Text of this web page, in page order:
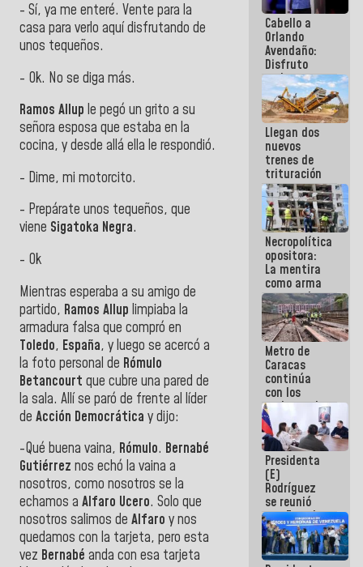
- Sí, ya me enteré. Vente para la
casa para verlo aquí disfrutando de
unos tequeños.
- Ok. No se diga más.
Ramos Allup le pegó un grito a su
señora esposa que estaba en la
cocina, y desde allá ella le respondió.
- Dime, mi motorcito.
- Prepárate unos tequeños, que
viene Sigatoka Negra.
- Ok
Mientras esperaba a su amigo de
partido, Ramos Allup limpiaba la
armadura falsa que compró en
Toledo, España, y luego se acercó a
la foto personal de Rómulo
Betancourt que cubre una pared de
la sala. Allí se paró de frente al líder
de Acción Democrática y dijo:
-Qué buena vaina, Rómulo. Bernabé
Gutiérrez nos echó la vaina a
nosotros, como nosotros se la
echamos a Alfaro Ucero. Solo que
nosotros salimos de Alfaro y nos
quedamos con la tarjeta, pero esta
vez Bernabé anda con esa tarjeta
Cabello a
Orlando
Avendaño:
Disfruto
cada vez
que escribes
porque lo
que haces
es
embarrarla
Llegan dos
nuevos
trenes de
trituración
para
optimizar
manejo de
escombros
en La Guaira
Necropolítica
opositora:
La mentira
como arma
contra el
Pueblo
Metro de
Caracas
continúa
con los
trabajos de
mantenimiento
e inspección
en la Línea 2
Presidenta
(E)
Rodríguez
se reunió
con Estado
Mayor
Eléctrico
para